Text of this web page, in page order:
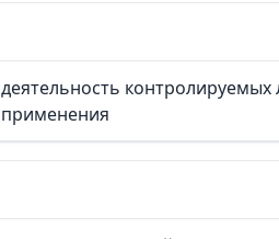
деятельность
применения